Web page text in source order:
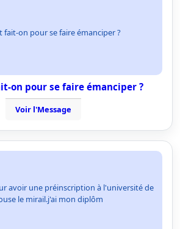
fait-on pour se faire émanciper ?
on pour se faire émanciper ?
Voir l'Message
avoir une préinscription à l'université de
le mirail.j'ai mon diplôm